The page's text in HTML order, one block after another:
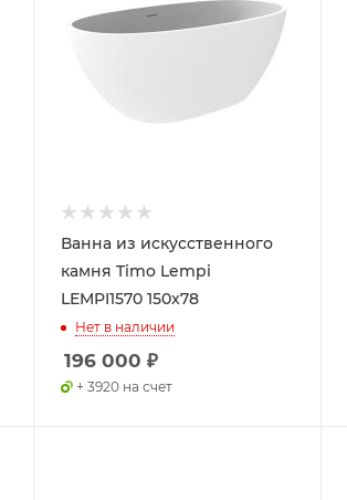
Ванна из искусственного
камня Timo Lempi
LEMPI1570 150x78
Нет в наличии
196 000 ₽
+ 3920 на счет